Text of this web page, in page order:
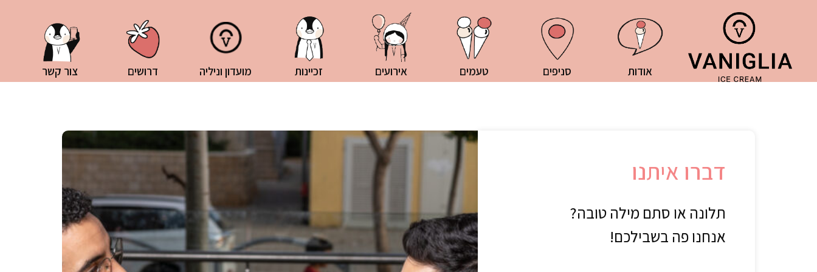
אודות סניפים טעמים אירועים זכיינות מועדון וניליה דרושים צור קשר
דברו איתנו
תלונה או סתם מילה טובה?
אנחנו פה בשבילכם!